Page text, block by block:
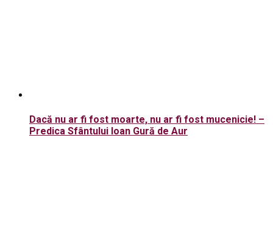
Dacă nu ar fi fost moarte, nu ar fi fost mucenicie! –
Predica Sfântului Ioan Gură de Aur